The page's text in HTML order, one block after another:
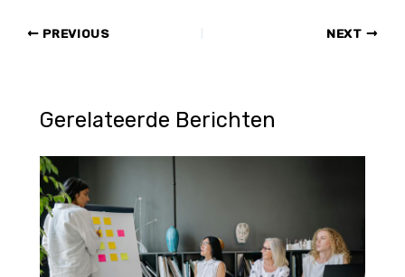
PREVIOUS NEXT
Gerelateerde Berichten